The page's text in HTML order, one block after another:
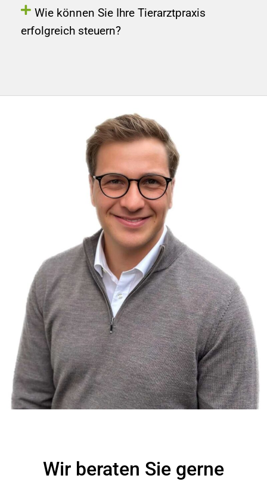
Wie können Sie Ihre Tierarztpraxis
erfolgreich steuern?
Wir beraten Sie gerne